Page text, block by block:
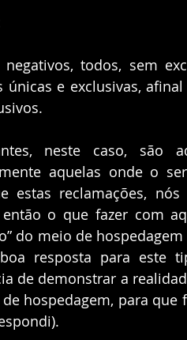
todos, sem
e exclusivas,
neste caso, são
aquelas onde o
estas reclamações,
o que fazer com
do meio de
resposta para este
de demonstrar a
hospedagem, para